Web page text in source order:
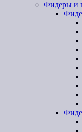
Фидеры и